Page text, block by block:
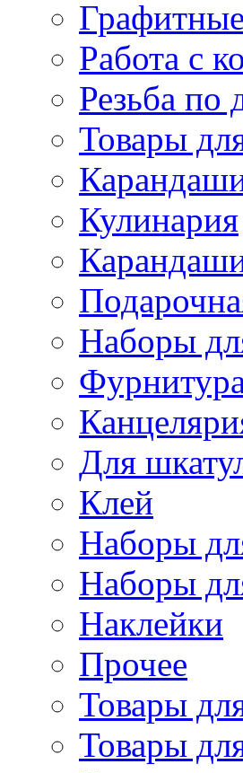
Работа с
Резьба по
Товары
Кулинария
Наборы
Для
Клей
Наборы
Наборы
Наклейки
Прочее
Товары
Товары